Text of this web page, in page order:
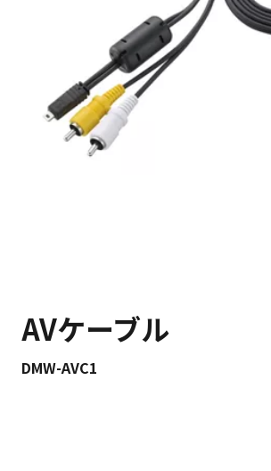
AVケーブル
DMW-AVC1